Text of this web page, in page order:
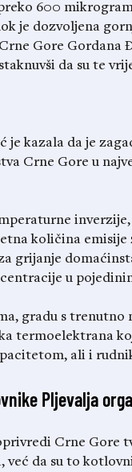
600
je dozvoljena
Gore Gordana
da su te
je kazala da je
Crne Gore u
količina
grijanje
u
gradu s
termoelektrana
ali i
Pljevalja
Crne Gore
već da su to